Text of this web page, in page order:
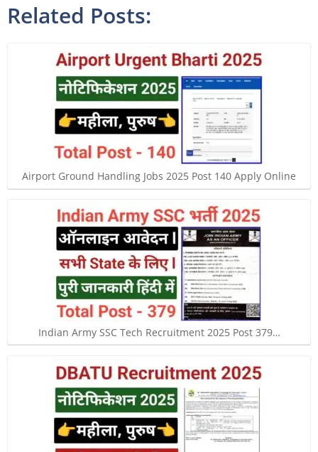
Related Posts:
Airport Ground Handling Jobs 2025 Post 140 Apply Online
Indian Army SSC Tech Recruitment 2025 Post 379…